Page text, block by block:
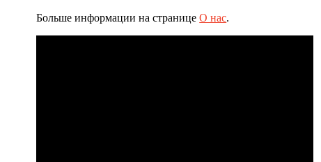
Больше информации на страницеО нас.